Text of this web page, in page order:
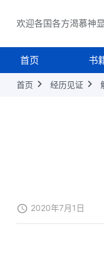
欢迎各国各方渴慕神
首页 书
首页 经历见证
2020年7月1日